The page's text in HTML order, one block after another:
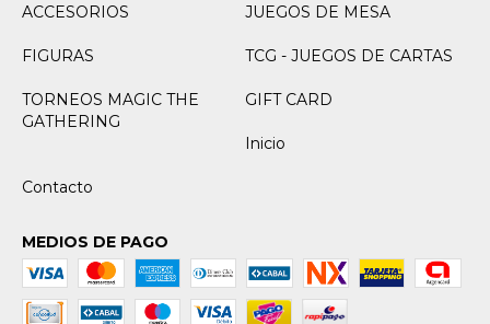
ACCESORIOS JUEGOS DE MESA
FIGURAS TCG - JUEGOS DE CARTAS
TORNEOS MAGIC THE
GATHERING
GIFT CARD
Inicio
Contacto
MEDIOS DE PAGO